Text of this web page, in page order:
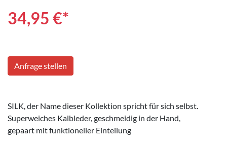
34,95 €*
Anfrage stellen
SILK, der Name dieser Kollektion spricht für sich selbst.
Superweiches Kalbleder, geschmeidig in der Hand,
gepaart mit funktioneller Einteilung